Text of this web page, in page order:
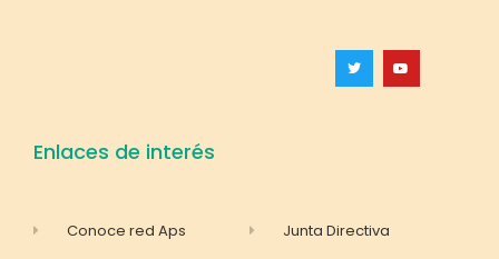
Enlaces de interés
Conoce red Aps Junta Directiva